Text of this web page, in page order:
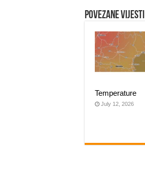
Povezane vijesti
Temperature
July 12, 2026